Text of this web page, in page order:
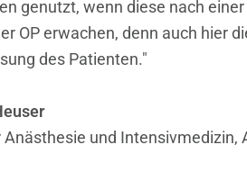
genutzt, wenn diese nach
OP erwachen, denn auch hier
des Patienten."
und Intensivmedizin,